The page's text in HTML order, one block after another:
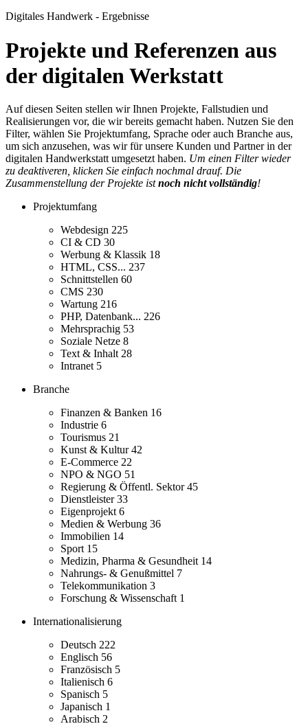
Digitales Handwerk - Ergebnisse
Projekte und Referenzen aus
der digitalen Werkstatt
Auf diesen Seiten stellen wir Ihnen Projekte, Fallstudien und
Realisierungen vor, die wir bereits gemacht haben. Nutzen Sie den
Filter, wählen Sie Projektumfang, Sprache oder auch Branche aus,
um sich anzusehen, was wir für unsere Kunden und Partner in der
digitalen Handwerkstatt umgesetzt haben. Um einen Filter wieder
zu deaktiveren, klicken Sie einfach nochmal drauf. Die
Zusammenstellung der Projekte istnoch nicht vollständig!
Projektumfang
Webdesign 225
CI & CD 30
Werbung & Klassik 18
HTML, CSS... 237
Schnittstellen 60
CMS 230
Wartung 216
PHP, Datenbank... 226
Mehrsprachig 53
Soziale Netze 8
Text & Inhalt 28
Intranet 5
Branche
Finanzen & Banken 16
Industrie 6
Tourismus 21
Kunst & Kultur42
E-Commerce 22
NPO & NGO 51
Regierung & Öffentl. Sektor45
Dienstleister33
Eigenprojekt 6
Medien & Werbung 36
Immobilien 14
Sport 15
Medizin, Pharma & Gesundheit 14
Nahrungs- & Genußmittel 7
Telekommunikation 3
Forschung & Wissenschaft 1
Internationalisierung
Deutsch 222
Englisch 56
Französisch 5
Italienisch 6
Spanisch 5
Japanisch 1
Arabisch 2